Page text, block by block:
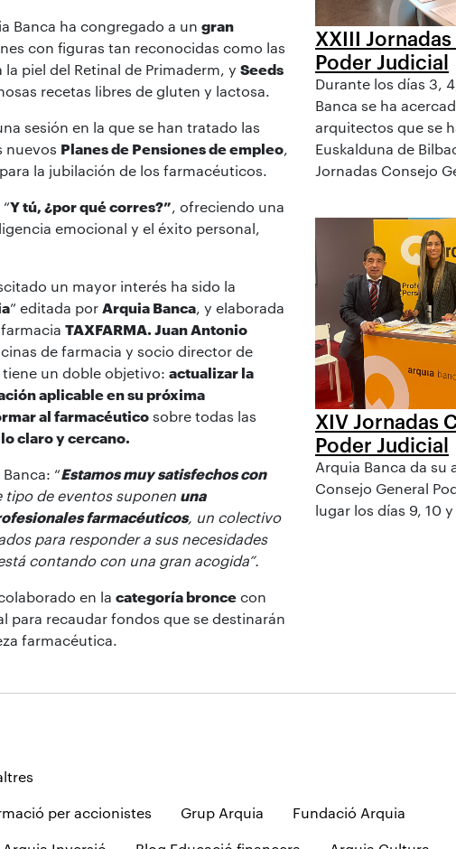
Banca ha congregado a un gran
con figuras tan reconocidas como las
piel del Retinal de Primaderm, y Seeds
recetas libres de gluten y lactosa.
sesión en la que se han tratado las
nuevos Planes de Pensiones de empleo,
la jubilación de los farmacéuticos.
Y tú, ¿por qué corres?”, ofreciendo una
emocional y el éxito personal,
un mayor interés ha sido la
” editada por Arquia Banca, y elaborada
TAXFARMA. Juan Antonio
de farmacia y socio director de
tiene un doble objetivo: actualizar la
aplicable en su próxima
al farmacéutico sobre todas las
claro y cercano.
“Estamos muy satisfechos con
tipo de eventos suponen una
farmacéuticos, un colectivo
para responder a sus necesidades
contando con una gran acogida”.
en la categoría bronce con
para recaudar fondos que se destinarán
farmacéutica.
XXIII
Poder Judicial
Durante los días 3,
Banca se ha
arquitectos que se
Euskalduna de
Jornadas Consejo
XIV Jornadas
Poder Judicial
Arquia Banca da su
Consejo General
lugar los días 9, 10
per accionistes Grup Arquia Fundació Arquia